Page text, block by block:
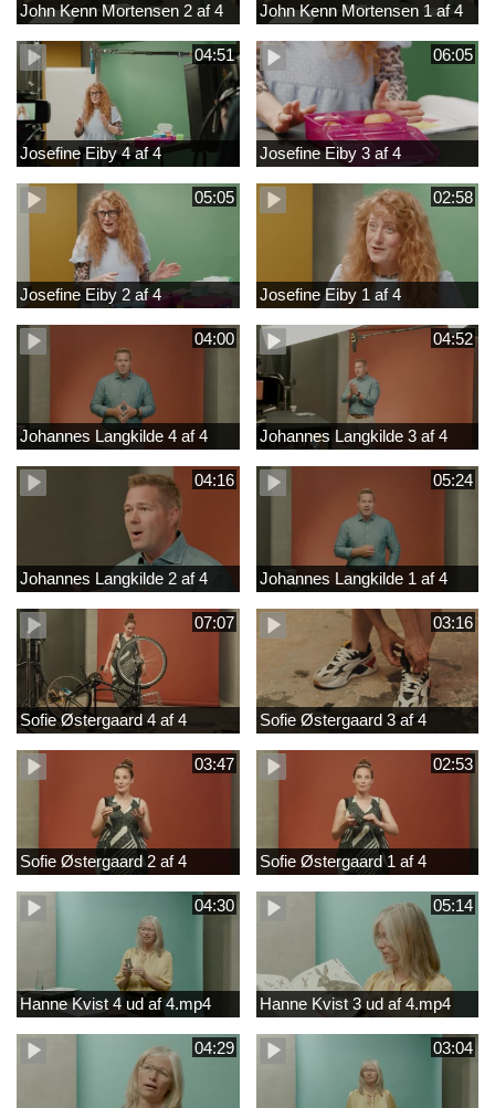
John Kenn Mortensen 2 af 4 John Kenn Mortensen 1 af 4
04:51
Josefine Eiby 4 af 4
06:05
Josefine Eiby 3 af 4
05:05
Josefine Eiby 2 af 4
02:58
Josefine Eiby 1 af 4
04:00
Johannes Langkilde 4 af 4
04:52
Johannes Langkilde 3 af 4
04:16
Johannes Langkilde 2 af 4
05:24
Johannes Langkilde 1 af 4
07:07
Sofie Østergaard 4 af 4
03:16
Sofie Østergaard 3 af 4
03:47
Sofie Østergaard 2 af 4
02:53
Sofie Østergaard 1 af 4
04:30
Hanne Kvist 4 ud af 4.mp4
05:14
Hanne Kvist 3 ud af 4.mp4
04:29 03:04